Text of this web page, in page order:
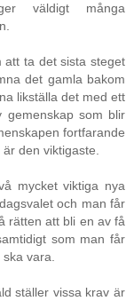
väldigt många
att ta det sista steget
det gamla bakom
likställa det med ett
som blir
fortfarande
den viktigaste.
mycket viktiga nya
och man får
rätten att bli en av få
som man får
vara.
ställer vissa krav är